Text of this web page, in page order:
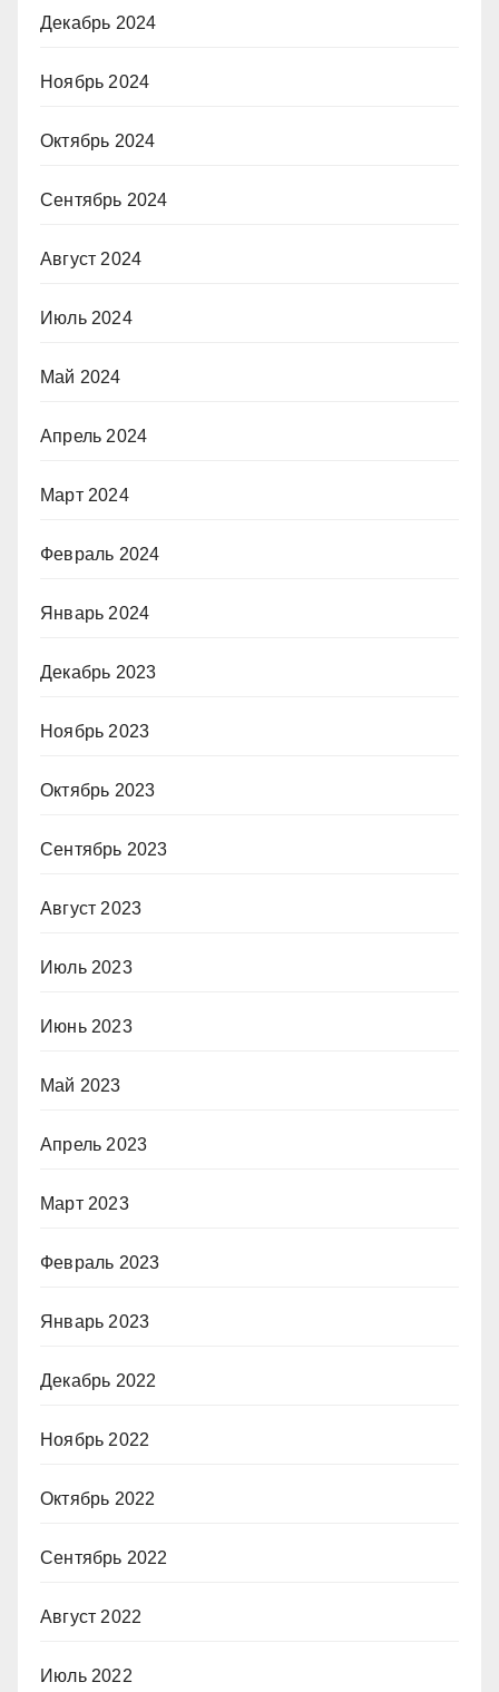
Декабрь 2024
Ноябрь 2024
Октябрь 2024
Сентябрь 2024
Август 2024
Июль 2024
Май 2024
Апрель 2024
Март 2024
Февраль 2024
Январь 2024
Декабрь 2023
Ноябрь 2023
Октябрь 2023
Сентябрь 2023
Август 2023
Июль 2023
Июнь 2023
Май 2023
Апрель 2023
Март 2023
Февраль 2023
Январь 2023
Декабрь 2022
Ноябрь 2022
Октябрь 2022
Сентябрь 2022
Август 2022
Июль 2022